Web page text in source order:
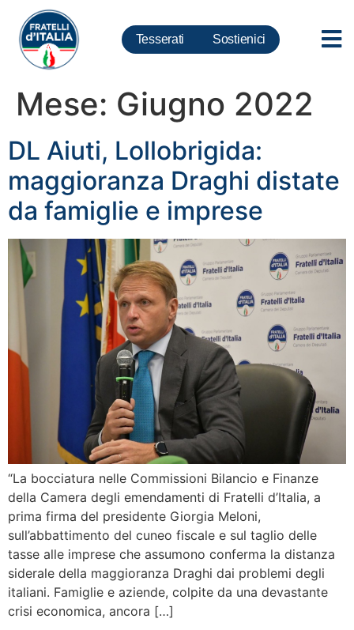
Tesserati Sostienici
Mese: Giugno 2022
DL Aiuti, Lollobrigida:
maggioranza Draghi distate
da famiglie e imprese
“La bocciatura nelle Commissioni Bilancio e Finanze
della Camera degli emendamenti di Fratelli d’Italia, a
prima firma del presidente Giorgia Meloni,
sull’abbattimento del cuneo fiscale e sul taglio delle
tasse alle imprese che assumono conferma la distanza
siderale della maggioranza Draghi dai problemi degli
italiani. Famiglie e aziende, colpite da una devastante
crisi economica, ancora […]